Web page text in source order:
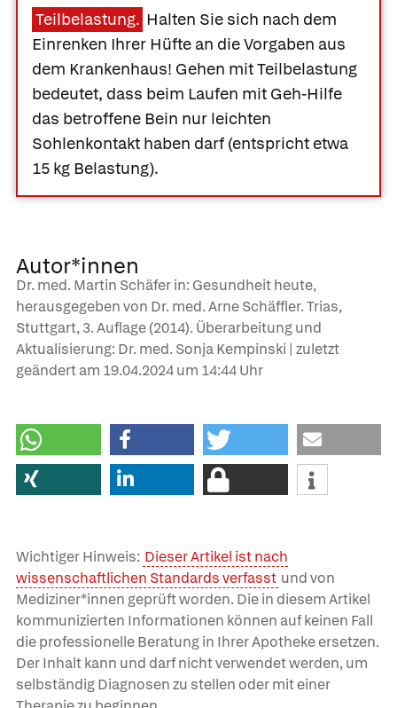
Teilbelastung. Halten Sie sich nach dem
Einrenken Ihrer Hüfte an die Vorgaben aus
dem Krankenhaus! Gehen mit Teilbelastung
bedeutet, dass beim Laufen mit Geh-Hilfe
das betroffene Bein nur leichten
Sohlenkontakt haben darf (entspricht etwa
15 kg Belastung).
Autor*innen
Dr. med. Martin Schäfer in: Gesundheit heute,
herausgegeben von Dr. med. Arne Schäffler. Trias,
Stuttgart, 3. Auflage (2014). Überarbeitung und
Aktualisierung: Dr. med. Sonja Kempinski | zuletzt
geändert am 19.04.2024um 14:44 Uhr
Wichtiger Hinweis: Dieser Artikel ist nach
wissenschaftlichen Standards verfasst und von
Mediziner*innen geprüft worden. Die in diesem Artikel
kommunizierten Informationen können auf keinen Fall
die professionelle Beratung in Ihrer Apotheke ersetzen.
Der Inhalt kann und darf nicht verwendet werden, um
selbständig Diagnosen zu stellen oder mit einer